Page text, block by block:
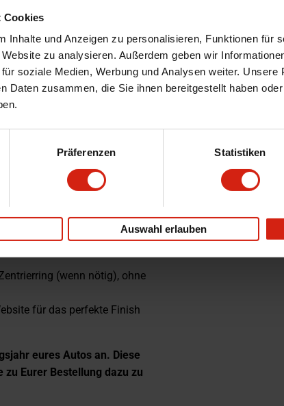
Cookies
Inhalte und Anzeigen zu personalisieren, Funktionen für
zu analysieren. Außerdem geben wir
soziale Medien, Werbung und Analysen weiter. Unsere
Daten zusammen, die Sie ihnen bereitgestellt haben
Präferenzen Statistiken
Auswahl erlauben
(wenn nötig), ohne
für das perfekte Finish
eures Autos an. Diese
Eurer Bestellung dazu zu